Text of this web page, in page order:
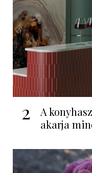
2
A
akarja